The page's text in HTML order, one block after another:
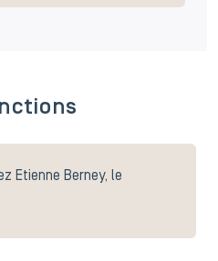
Etienne Berney, le